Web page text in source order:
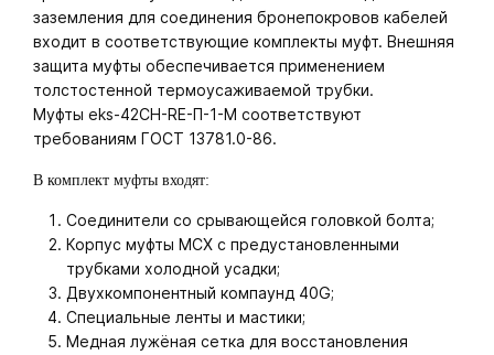
заземления для соединения бронепокровов кабелей
входит в соответствующие комплекты муфт. Внешняя
защита муфты обеспечивается применением
толстостенной термоусаживаемой трубки.
Муфты eks-42CH-RE-П-1-M соответствуют
требованиям ГОСТ 13781.0-86.
В комплект муфты входят:
Соединители со срывающейся головкой болта;
Корпус муфты МСХ с предустановленными
трубками холодной усадки;
Двухкомпонентный компаунд 40G;
Специальные ленты и мастики;
Медная лужёная сетка для восстановления